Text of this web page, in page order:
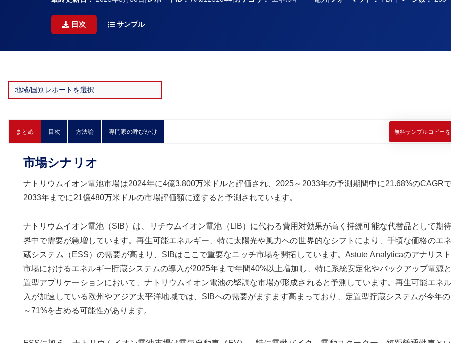
目次 サンプル
まとめ 目次 方法論 専門家の呼びかけ 無料サンプルコピー
市場シナリオ
ナトリウムイオン電池市場は2024年に4億3,800万米ドルと評価され、2025～2033年の予測期間中に21.68%のCAGR
2033年までに21億480万米ドルの市場評価額に達すると予測されています。
ナトリウムイオン電池（SIB）は、リチウムイオン電池（LIB）に代わる費用対効果が高く持続可能な代替品として期
界中で需要が急増しています。再生可能エネルギー、特に太陽光や風力への世界的なシフトにより、手頃な価格のエ
蔵システム（ESS）の需要が高まり、SIBはここで重要なニッチ市場を開拓しています。Astute Analyticaのアナリス
市場におけるエネルギー貯蔵システムの導入が2025年まで年間40%以上増加し、特に系統安定化やバックアップ電源
置型アプリケーションにおいて、ナトリウムイオン電池の堅調な市場が形成されると予測しています。再生可能エネ
入が加速している欧州やアジア太平洋地域では、SIBへの需要がますます高まっており、定置型貯蔵システムが今年
～71%を占める可能性があります。